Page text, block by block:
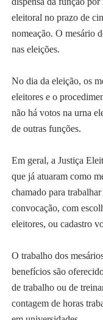
eleitoral no prazo de
nomeação. O mesário
nas eleições.
No dia da eleição, os
eleitores e o
não há votos na urna
de outras funções.
Em geral, a Justiça
que já atuaram como
chamado para
convocação, com
eleitores, ou cadastro
O trabalho dos
benefícios são
de trabalho ou de
contagem de horas